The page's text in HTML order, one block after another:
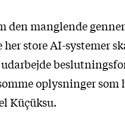
den manglende
store AI-systemer
oplysninger
Küçüksu.